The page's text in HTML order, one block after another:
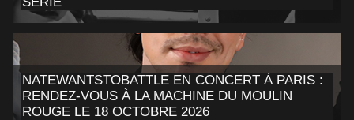
NATEWANTSTOBATTLE EN CONCERT À PARIS :
RENDEZ-VOUS À LA MACHINE DU MOULIN
ROUGE LE 18 OCTOBRE 2026